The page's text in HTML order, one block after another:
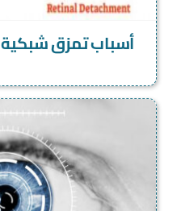
أسباب تمزق